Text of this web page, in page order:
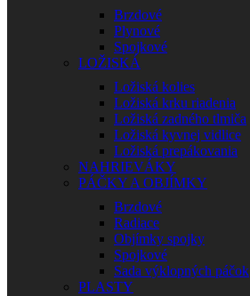
Brzdové
Plynové
Spojkové
LOŽISKÁ
Ložiská kolies
Ložiská krku riadenia
Ložiská zadného tlmiča
Ložiská kyvnej vidlice
Ložiská prepákovania
NAHRIEVÁKY
PÁČKY A OBJÍMKY
Brzdové
Radiace
Objímky spojky
Spojkové
Sada výklopných páčok
PLASTY